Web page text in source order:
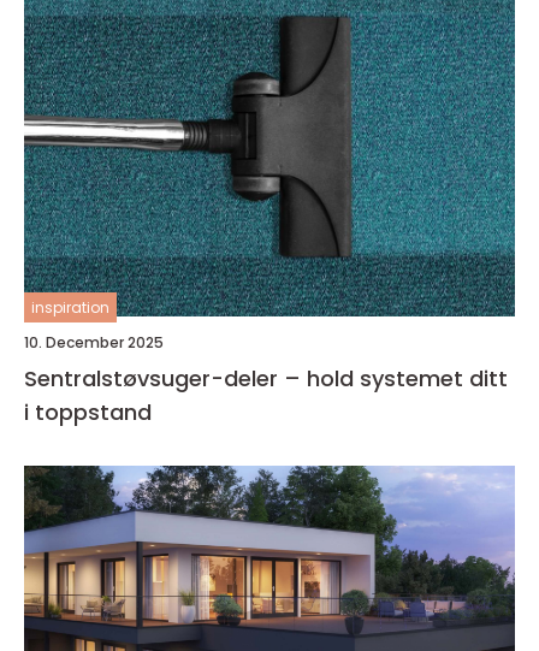
inspiration
10. December 2025
Sentralstøvsuger-deler – hold systemet ditt
i toppstand